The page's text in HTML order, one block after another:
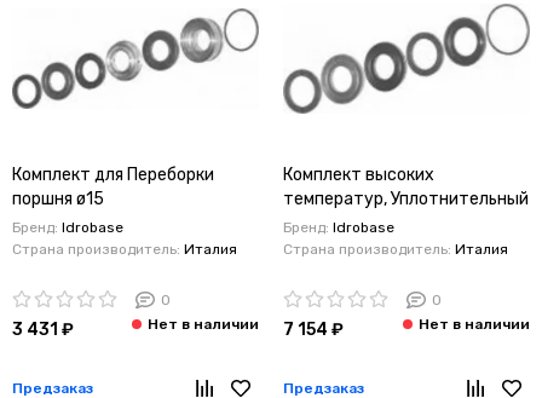
Комплект для Переборки
поршня ø15
Interpump/Generalpump
серии 63
Бренд: Idrobase
Страна производитель: Италия
0
3 431 ₽
Предзаказ
Комплект высоких
температур, Уплотнительный
манжет + кольца 20 мм. Тип
Interpump/Generalpump
Бренд: Idrobase
Страна производитель: Италия
0
7 154 ₽
Предзаказ